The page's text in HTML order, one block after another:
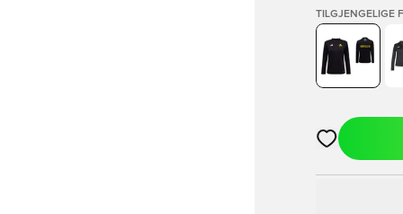
TILGJENGELIGE
Åpner en